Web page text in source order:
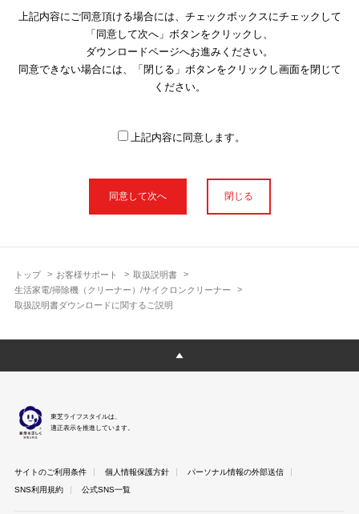
トップ お客様サポート
取扱説明書
生活家電/掃除機（クリーナー）/サイクロンクリーナー
取扱説明書ダウンロードに関するご説明
本サイトに公開されている取扱説明書は、製品が発売された時点
のものを掲載しております。従いまして本サイトに掲載されてい
る取扱説明書の記載内容とお客さまがお持ちの製品の仕様がその
後のマイナーチェンジ等で変更になる場合がございます。本サイ
トに公開されている取扱説明書の内容とお手持ちの製品の仕様に
使用上のご注意や安全上のご注意、また測定基準や数値等は取扱
説明書が作成された時点での基準に応じた内容となっております
明書以外の印刷物が同梱されている場合がありますが、本サイト
ではそれらを全て公開しておりませんのであらかじめご了承くだ
さい。
ございますのであらかじめご了承ください。
のであらかじめご了承ください。
上記内容にご同意頂ける場合には、チェックボックスにチェックして
「同意して次へ」ボタンをクリックし、
ダウンロードページへお進みください。
同意できない場合には、「閉じる」ボタンをクリックし画面を閉じて
ください。
上記内容に同意します。
閉じる
東芝ライフスタイルは、
適正表示を推進しています。
サイトのご利用条件 個人情報保護方針
パーソナル情報の外部送信
SNS利用規約
公式SNS一覧